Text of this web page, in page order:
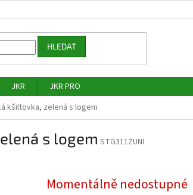
HLEDAT
JKR
JKR PRO
kšiltovka, zelená s logem
s logem STG311ZUNI
Momentálně nedostupné